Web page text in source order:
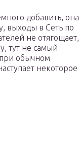
добавить, она
выходы в Сеть по
не отягощает,
тут не самый
обычном
некоторое